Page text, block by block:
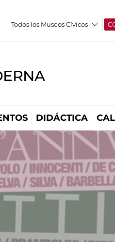
Todos los Museos Cívicos
DIDÁCTICA